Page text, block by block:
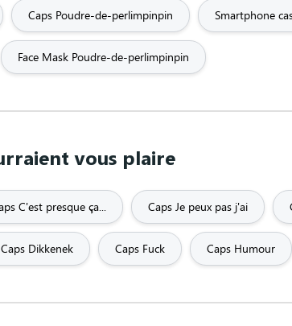
Caps Poudre-de-perlimpinpin Smartphone
Face Mask Poudre-de-perlimpinpin
vous plaire
C'est presque ça... Caps Je peux pas j'ai
Caps Dikkenek Caps Fuck Caps Humour